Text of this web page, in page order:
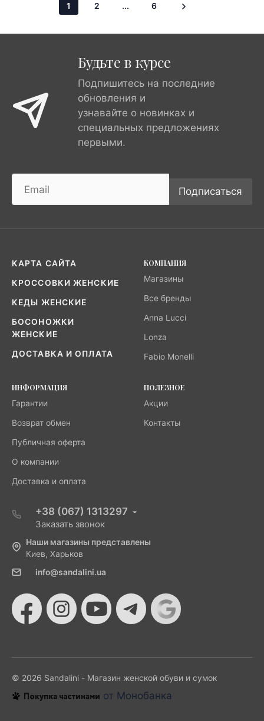
1 2 ... 6
Будьте в курсе
Подпишитесь на последние
обновления и
узнавайте о новинках и
специальных предложениях
первыми.
Подписаться
КАРТА САЙТА
КРОССОВКИ ЖЕНСКИЕ
КЕДЫ ЖЕНСКИЕ
БОСОНОЖКИ
ЖЕНСКИЕ
ДОСТАВКА И ОПЛАТА
КОМПАНИЯ
Магазины
Все бренды
Anna Lucci
Lonza
Fabio Monelli
ИНФОРМАЦИЯ
Гарантии
Возврат обмен
Публичная оферта
О компании
Доставка и оплата
ПОЛЕЗНОЕ
Акции
Контакты
+38 (067) 1313297
Заказать звонок
Наши магазины представлены
Киев, Харьков
info@sandalini.ua
© 2026 Sandalini - Магазин женской обуви и сумок
от Монобанка